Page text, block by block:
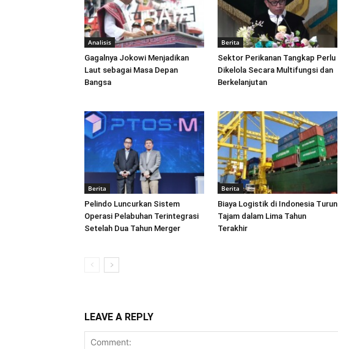
Analisis
Gagalnya Jokowi Menjadikan
Laut sebagai Masa Depan
Bangsa
Berita
Sektor Perikanan Tangkap Perlu
Dikelola Secara Multifungsi dan
Berkelanjutan
Berita
Pelindo Luncurkan Sistem
Operasi Pelabuhan Terintegrasi
Setelah Dua Tahun Merger
Berita
Biaya Logistik di Indonesia Turun
Tajam dalam Lima Tahun
Terakhir
LEAVE A REPLY